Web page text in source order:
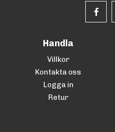
Handla
Villkor
Kontakta oss
Logga in
Retur